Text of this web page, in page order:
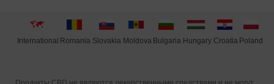
International Romania Slovakia Moldova Bulgaria Hungary Croatia Poland